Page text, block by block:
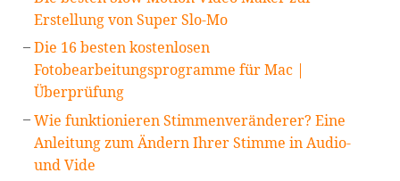
Erstellung von Super Slo-Mo
Die 16 besten kostenlosen
Fotobearbeitungsprogramme für Mac |
Überprüfung
Wie funktionieren Stimmenveränderer? Eine
Anleitung zum Ändern Ihrer Stimme in Audio-
und Vide